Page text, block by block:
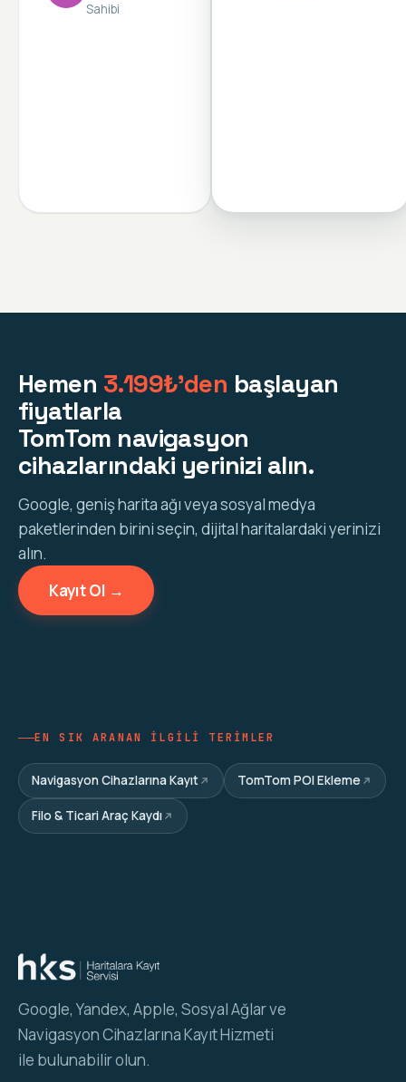
Sahibi
Hemen 3.199₺'den başlayan
fiyatlarla
TomTom navigasyon
cihazlarındaki yerinizi alın.
Google, geniş harita ağı veya sosyal medya
paketlerinden birini seçin, dijital haritalardaki yerinizi
alın.
Kayıt Ol →
EN SIK ARANAN ILGILI TERIMLER
Navigasyon Cihazlarına Kayıt TomTom POI Ekleme
Filo & Ticari Araç Kaydı
Google, Yandex, Apple, Sosyal Ağlar ve
Navigasyon Cihazlarına Kayıt Hizmeti
ile bulunabilir olun.